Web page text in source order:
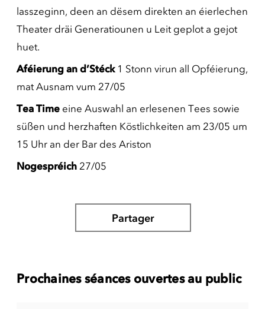
lasszeginn, deen an dësem direkten an éierlechen
Theater dräi Generatiounen u Leit geplot a gejot
huet.
Aféierung an d’Stéck1 Stonn virun all Opféierung,
mat Ausnam vum 27/05
Tea Time eine Auswahl an erlesenen Tees sowie
süßen und herzhaften Köstlichkeiten am 23/05 um
15 Uhr an der Bar des Ariston
Nogespréich 27/05
Partager
Prochaines séances ouvertes au public